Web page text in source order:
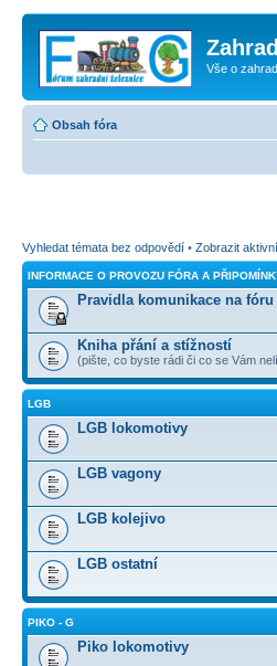
Vše o
Obsah fóra
Vyhledat témata bez odpovědí • Zobrazit
INFORMACE O PROVOZU FÓRA A
Pravidla komunikace na fóru
Kniha přání a stížností
(pište, co byste rádi či co se Vám
LGB
LGB lokomotivy
LGB vagony
LGB kolejivo
LGB ostatní
PIKO - G
Piko lokomotivy